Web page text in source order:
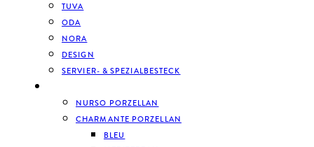
TUVA
ODA
NORA
DESIGN
SERVIER- & SPEZIALBESTECK
NURSO PORZELLAN
CHARMANTE PORZELLAN
BLEU